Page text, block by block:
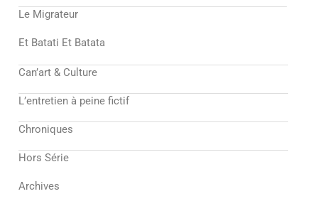
Le Migrateur
Et Batati Et Batata
Can’art & Culture
L’entretien à peine fictif
Chroniques
Hors Série
Archives